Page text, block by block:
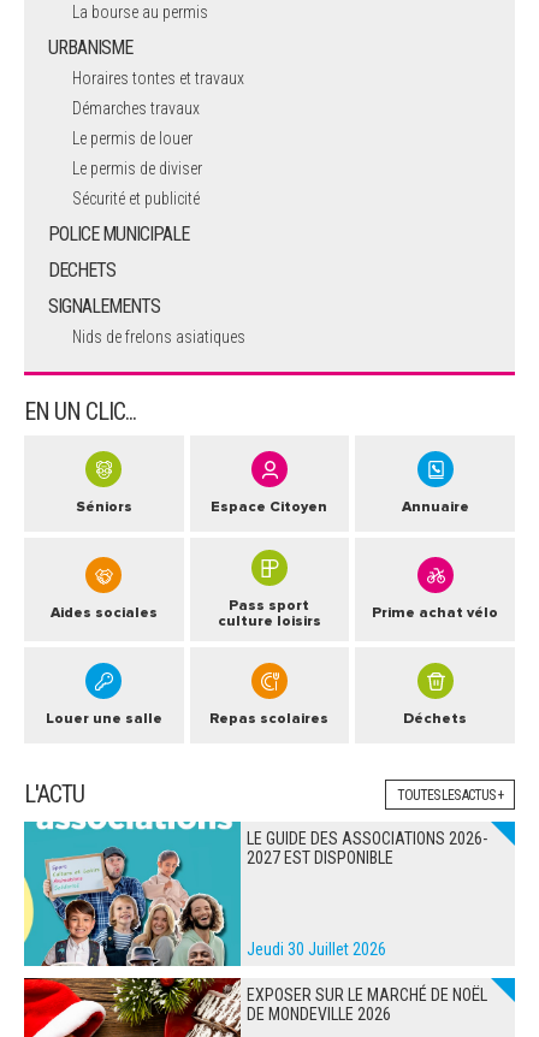
La bourse au permis
URBANISME
Horaires tontes et travaux
Démarches travaux
Le permis de louer
Le permis de diviser
Sécurité et publicité
POLICE MUNICIPALE
DECHETS
SIGNALEMENTS
Nids de frelons asiatiques
EN UN CLIC...
Séniors Espace Citoyen Annuaire
Aides sociales
Pass sport
culture loisirs
Prime achat vélo
Louer une salle Repas scolaires Déchets
L'ACTU TOUTES LES ACTUS +
LE GUIDE DES ASSOCIATIONS 2026-
2027 EST DISPONIBLE
Jeudi 30 Juillet 2026
EXPOSER SUR LE MARCHÉ DE NOËL
DE MONDEVILLE 2026